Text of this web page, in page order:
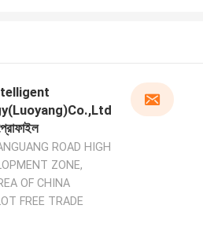
ROAD HIGH
ZONE,
OF CHINA
FREE TRADE